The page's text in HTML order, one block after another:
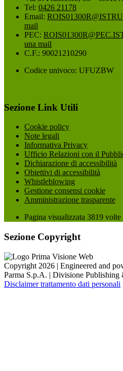
Tel: 0426 21178
Email:
mail
PEC:
una mail
C.F.: 90021210290
Codice univoco: UFUZBW
Sezione Link Utili
Cookie policy
Note legali
Informativa Privacy
Ufficio Relazioni con il
Dichiarazione di accessibilità
Obiettivi di accessibilità
Whistleblowing
Gestione consensi cookie
Amministrazione trasparente
Pagina visualizzata 3819 volte
Sezione Copyright
Copyright 2026 | Engineered and
Parma S.p.A. | Divisione
Disclaimer trattamento dati personali